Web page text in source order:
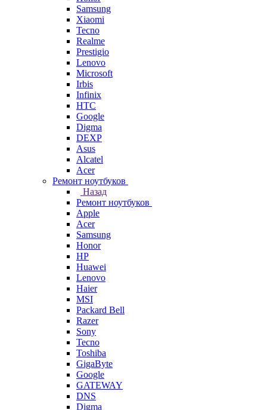
Samsung
Xiaomi
Tecno
Realme
Prestigio
Lenovo
Microsoft
Irbis
Infinix
HTC
Google
Digma
DEXP
Asus
Alcatel
Acer
Ремонт ноутбуков
Назад
Ремонт ноутбуков
Apple
Acer
Samsung
Honor
HP
Huawei
Lenovo
Haier
MSI
Packard Bell
Razer
Sony
Tecno
Toshiba
GigaByte
Google
GATEWAY
DNS
Digma